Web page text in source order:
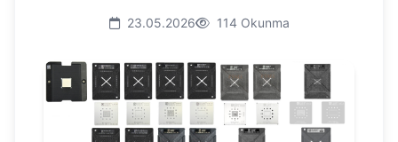
23.05.2026 114 Okunma